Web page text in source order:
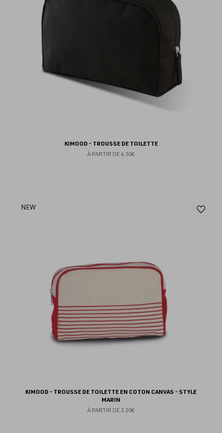
KIMOOD - TROUSSE DE TOILETTE
À PARTIR DE 4.55€
NEW
KIMOOD - TROUSSE DE TOILETTE EN COTON CANVAS - STYLE
MARIN
À PARTIR DE 3.20€